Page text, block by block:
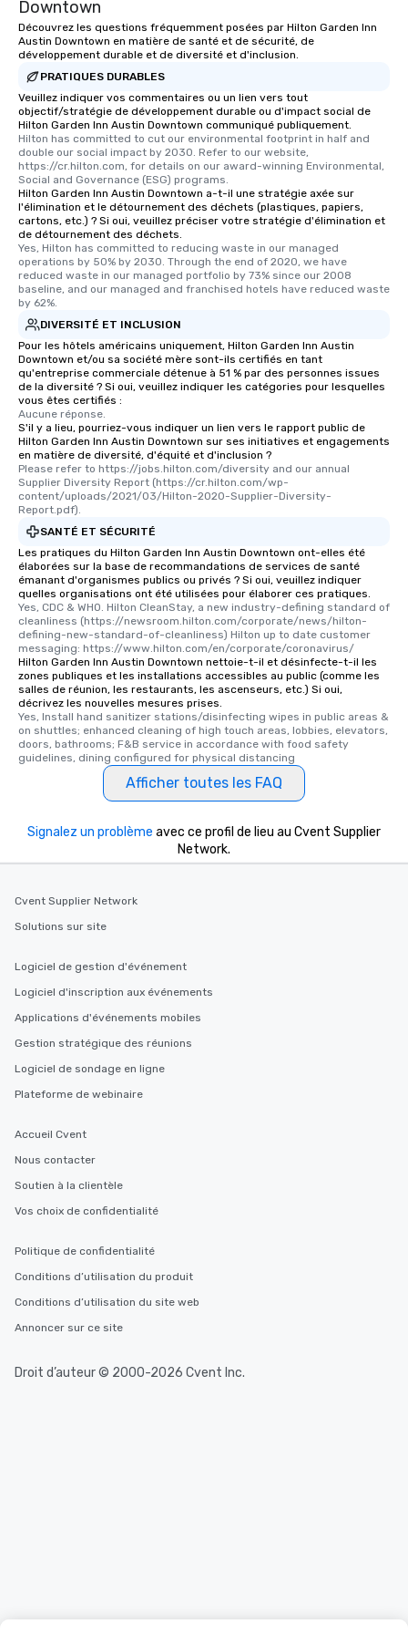
Downtown
Découvrez les questions fréquemment posées par Hilton Garden Inn
Austin Downtown en matière de santé et de sécurité, de
développement durable et de diversité et d'inclusion.
PRATIQUES DURABLES
Veuillez indiquer vos commentaires ou un lien vers tout
objectif/stratégie de développement durable ou d'impact social de
Hilton Garden Inn Austin Downtown communiqué publiquement.
Hilton has committed to cut our environmental footprint in half and
double our social impact by 2030. Refer to our website,
https://cr.hilton.com, for details on our award-winning Environmental,
Social and Governance (ESG) programs.
Hilton Garden Inn Austin Downtown a-t-il une stratégie axée sur
l'élimination et le détournement des déchets (plastiques, papiers,
cartons, etc.) ? Si oui, veuillez préciser votre stratégie d'élimination et
de détournement des déchets.
Yes, Hilton has committed to reducing waste in our managed
operations by 50% by 2030. Through the end of 2020, we have
reduced waste in our managed portfolio by 73% since our 2008
baseline, and our managed and franchised hotels have reduced waste
by 62%.
DIVERSITÉ ET INCLUSION
Pour les hôtels américains uniquement, Hilton Garden Inn Austin
Downtown et/ou sa société mère sont-ils certifiés en tant
qu'entreprise commerciale détenue à 51 % par des personnes issues
de la diversité ? Si oui, veuillez indiquer les catégories pour lesquelles
vous êtes certifiés :
Aucune réponse.
S'il y a lieu, pourriez-vous indiquer un lien vers le rapport public de
Hilton Garden Inn Austin Downtown sur ses initiatives et engagements
en matière de diversité, d'équité et d'inclusion ?
Please refer to https://jobs.hilton.com/diversity and our annual
Supplier Diversity Report (https://cr.hilton.com/wp-
content/uploads/2021/03/Hilton-2020-Supplier-Diversity-
Report.pdf).
SANTÉ ET SÉCURITÉ
Les pratiques du Hilton Garden Inn Austin Downtown ont-elles été
élaborées sur la base de recommandations de services de santé
émanant d'organismes publics ou privés ? Si oui, veuillez indiquer
quelles organisations ont été utilisées pour élaborer ces pratiques.
Yes, CDC & WHO. Hilton CleanStay, a new industry-defining standard of
cleanliness (https://newsroom.hilton.com/corporate/news/hilton-
defining-new-standard-of-cleanliness) Hilton up to date customer
messaging: https://www.hilton.com/en/corporate/coronavirus/
Hilton Garden Inn Austin Downtown nettoie-t-il et désinfecte-t-il les
zones publiques et les installations accessibles au public (comme les
salles de réunion, les restaurants, les ascenseurs, etc.) Si oui,
décrivez les nouvelles mesures prises.
Yes, Install hand sanitizer stations/disinfecting wipes in public areas &
on shuttles; enhanced cleaning of high touch areas, lobbies, elevators,
doors, bathrooms; F&B service in accordance with food safety
guidelines, dining configured for physical distancing
Afficher toutes les FAQ
Signalez un problème avec ce profil de lieu au Cvent Supplier
Network.
Cvent Supplier Network
Solutions sur site
Logiciel de gestion d'événement
Logiciel d'inscription aux événements
Applications d'événements mobiles
Gestion stratégique des réunions
Logiciel de sondage en ligne
Plateforme de webinaire
Accueil Cvent
Nous contacter
Soutien à la clientèle
Vos choix de confidentialité
Politique de confidentialité
Conditions d’utilisation du produit
Conditions d’utilisation du site web
Annoncer sur ce site
Droit d’auteur © 2000-2026 Cvent Inc.